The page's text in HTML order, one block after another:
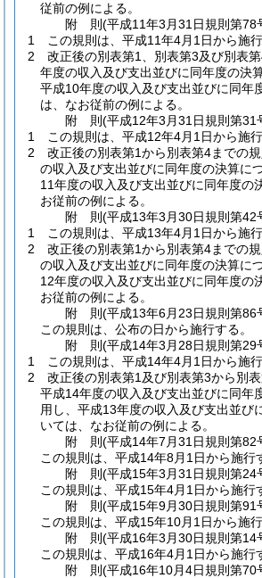
従前の例による。
附 則(平成11年3月31日規則第78
1
この規則は、平成11年4月1日から施行
2
改正後の別表第1、別表第3及び別表
年度の収入及び支出並びに同年度の決
平成10年度の収入及び支出並びに同年
は、なお従前の例による。
附 則(平成12年3月31日規則第31
1
この規則は、平成12年4月1日から施行
2
改正後の別表第1から別表第4までの
の収入及び支出並びに同年度の決算に
11年度の収入及び支出並びに同年度の
お従前の例による。
附 則(平成13年3月30日規則第42
1
この規則は、平成13年4月1日から施行
2
改正後の別表第1から別表第4までの
の収入及び支出並びに同年度の決算に
12年度の収入及び支出並びに同年度の
お従前の例による。
附 則(平成13年6月23日規則第86
この規則は、公布の日から施行する。
附 則(平成14年3月28日規則第29
1
この規則は、平成14年4月1日から施行
2
改正後の別表第1及び別表第3から別表
平成14年度の収入及び支出並びに同年
用し、平成13年度の収入及び支出並び
いては、なお従前の例による。
附 則(平成14年7月31日規則第82
この規則は、平成14年8月1日から施行
附 則(平成15年3月31日規則第24
この規則は、平成15年4月1日から施行
附 則(平成15年9月30日規則第91
この規則は、平成15年10月1日から施行
附 則(平成16年3月30日規則第14
この規則は、平成16年4月1日から施行
附 則(平成16年10月4日規則第70